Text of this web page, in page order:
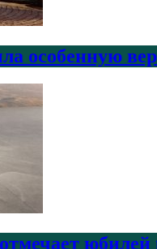
особенную
юбилей